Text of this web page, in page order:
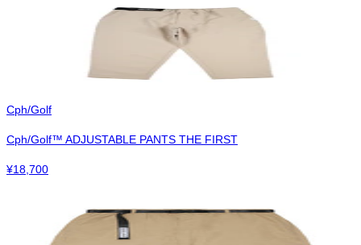
Cph/Golf
Cph/Golf™︎ ADJUSTABLE PANTS THE FIRST
¥18,700